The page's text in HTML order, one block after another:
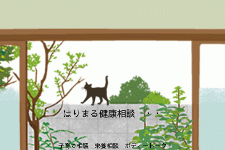
はりまる健康相談 ・・
子育て相談 栄養相談 ボディートーク